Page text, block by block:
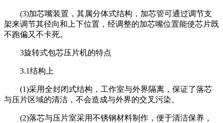
(3)加芯嘴装置，其属分体式结构，加芯管可通过调节支
架来调节其径向和上下位置，经调整的加芯嘴位置能使芯片既
不跑偏又不卡死。
3旋转式包芯压片机的特点
3.1结构上
(1)采用全封闭式结构，工作室与外界隔离，保证了落芯
与压片区域的清洁，不会造成与外界的交叉污染。
(2)落芯与压片室采用不锈钢材料制作，便于清洁保养，